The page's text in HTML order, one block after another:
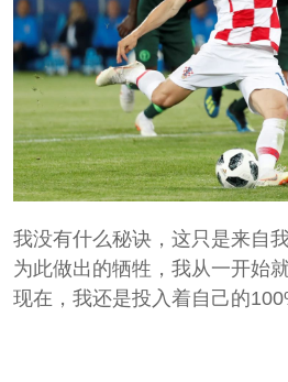
我没有什么秘诀，这只是来自
为此做出的牺牲，我从一开始
现在，我还是投入着自己的